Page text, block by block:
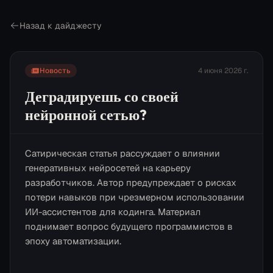
Назад к дайджесту
Новость 4 июня 2026 г.
Деградируешь со своей
нейронной сетью?
Сатирическая статья рассуждает о влиянии
генеративных нейросетей на карьеру
разработчиков. Автор предупреждает о рисках
потери навыков при чрезмерном использовании
ИИ-ассистентов для кодинга. Материал
поднимает вопрос будущего программистов в
эпоху автоматизации.